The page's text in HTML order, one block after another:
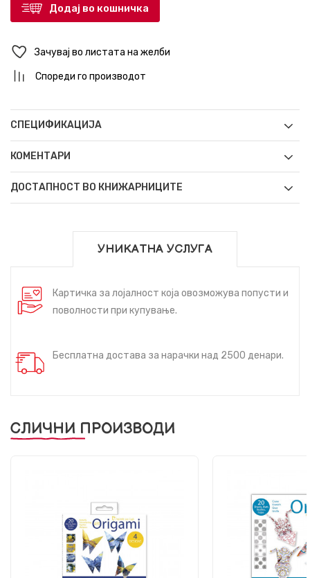
Додај во кошничка
Зачувај во листата на желби
Спореди го производот
СПЕЦИФИКАЦИЈА
КОМЕНТАРИ
ДОСТАПНОСТ ВО КНИЖАРНИЦИТЕ
УНИКАТНА УСЛУГА
Картичка за лојалност која овозможува попусти и
поволности при купување.
Бесплатна достава за нарачки над 2500 денари.
СЛИЧНИ ПРОИЗВОДИ